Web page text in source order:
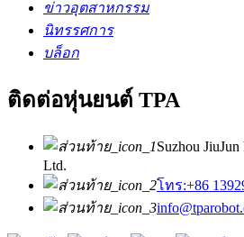
ข่าวอุตสาหกรรม
นิทรรศการ
บล็อก
ติดต่อหุ่นยนต์ TPA
Suzhou
Ltd.
โทร:+86